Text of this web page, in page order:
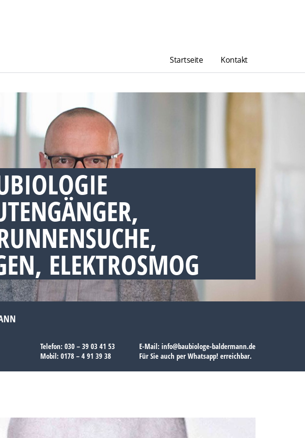
Startseite Kontakt
ELEKTROSMOG
Telefon: 030 – 39 03 41 53
Mobil: 0178 – 4 91 39 38
E-Mail: info@baubiologe-baldermann.de
Für Sie auch per Whatsapp! erreichbar.